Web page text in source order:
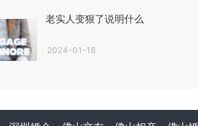
老实人变狠了说明什么
2024-01-18